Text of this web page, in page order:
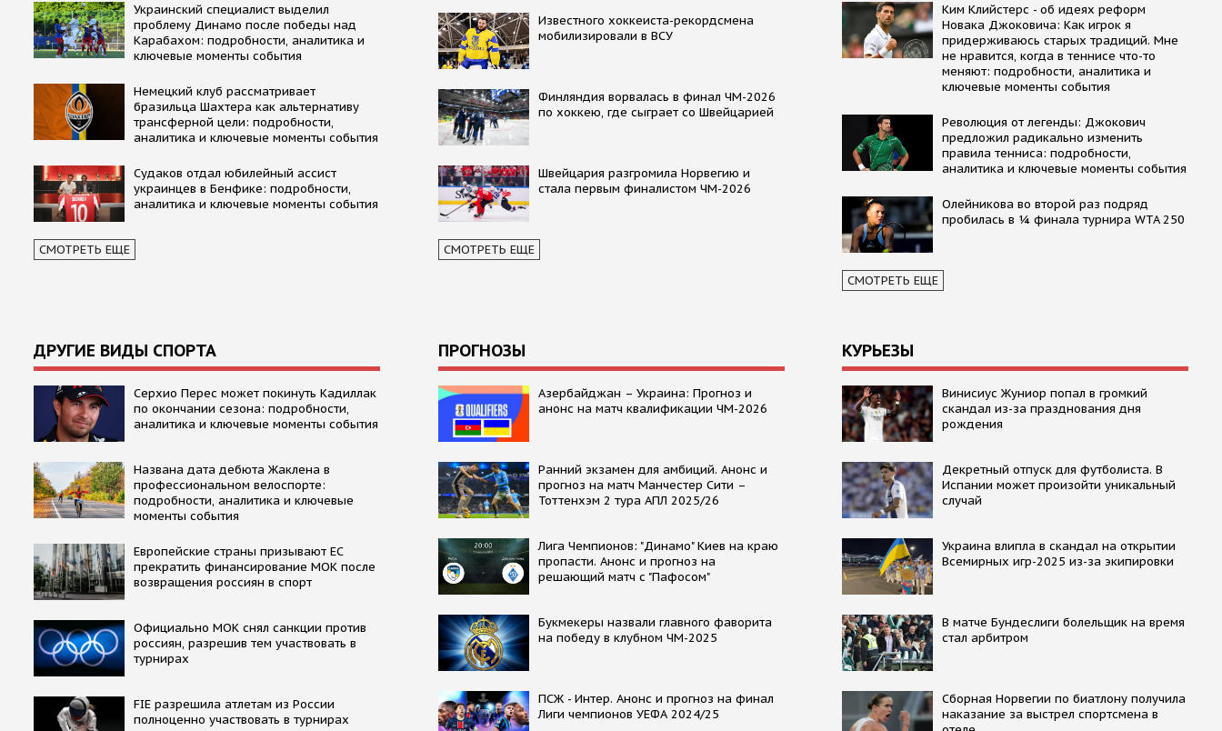
Украинский специалист выделил
проблему Динамо после победы над
Карабахом: подробности, аналитика и
ключевые моменты события
Немецкий клуб рассматривает
бразильца Шахтера как альтернативу
трансферной цели: подробности,
аналитика и ключевые моменты события
Судаков отдал юбилейный ассист
украинцев в Бенфике: подробности,
аналитика и ключевые моменты события
СМОТРЕТЬ ЕЩЕ
Известного хоккеиста-рекордсмена
мобилизировали в ВСУ
Финляндия ворвалась в финал ЧМ-2026
по хоккею, где сыграет со Швейцарией
Швейцария разгромила Норвегию и
стала первым финалистом ЧМ-2026
СМОТРЕТЬ ЕЩЕ
Kим Kлийстерс - об идеях реформ
Новака Джоковича: Kак игрок я
придерживаюсь старых традиций. Мне
не нравится, когда в теннисе что-то
меняют: подробности, аналитика и
ключевые моменты события
Революция от легенды: Джокович
предложил радикально изменить
правила тенниса: подробности,
аналитика и ключевые моменты события
Олейникова во второй раз подряд
пробилась в ¼ финала турнира WTA 250
СМОТРЕТЬ ЕЩЕ
ДРУГИЕ ВИДЫ СПОРТА
Серхио Перес может покинуть Кадиллак
по окончании сезона: подробности,
аналитика и ключевые моменты события
Названа дата дебюта Жаклена в
профессиональном велоспорте:
подробности, аналитика и ключевые
моменты события
Европейские страны призывают ЕС
прекратить финансирование МОК после
возвращения россиян в спорт
Официально МОК снял санкции против
россиян, разрешив тем участвовать в
турнирах
FIE разрешила атлетам из России
полноценно участвовать в турнирах
ПРОГНОЗЫ
Азербайджан – Украина: Прогноз и
анонс на матч квалификации ЧМ-2026
Ранний экзамен для амбиций. Анонс и
прогноз на матч Манчестер Сити –
Тоттенхэм 2 тура АПЛ 2025/26
Лига Чемпионов: "Динамо" Киев на краю
пропасти. Анонс и прогноз на
решающий матч с "Пафосом"
Букмекеры назвали главного фаворита
на победу в клубном ЧМ-2025
ПСЖ - Интер. Анонс и прогноз на финал
Лиги чемпионов УЕФА 2024/25
КУРЬЕЗЫ
Винисиус Жуниор попал в громкий
скандал из-за празднования дня
рождения
Декретный отпуск для футболиста. В
Испании может произойти уникальный
случай
Украина влипла в скандал на открытии
Всемирных игр-2025 из-за экипировки
В матче Бундеслиги болельщик на время
стал арбитром
Сборная Норвегии по биатлону получила
наказание за выстрел спортсмена в